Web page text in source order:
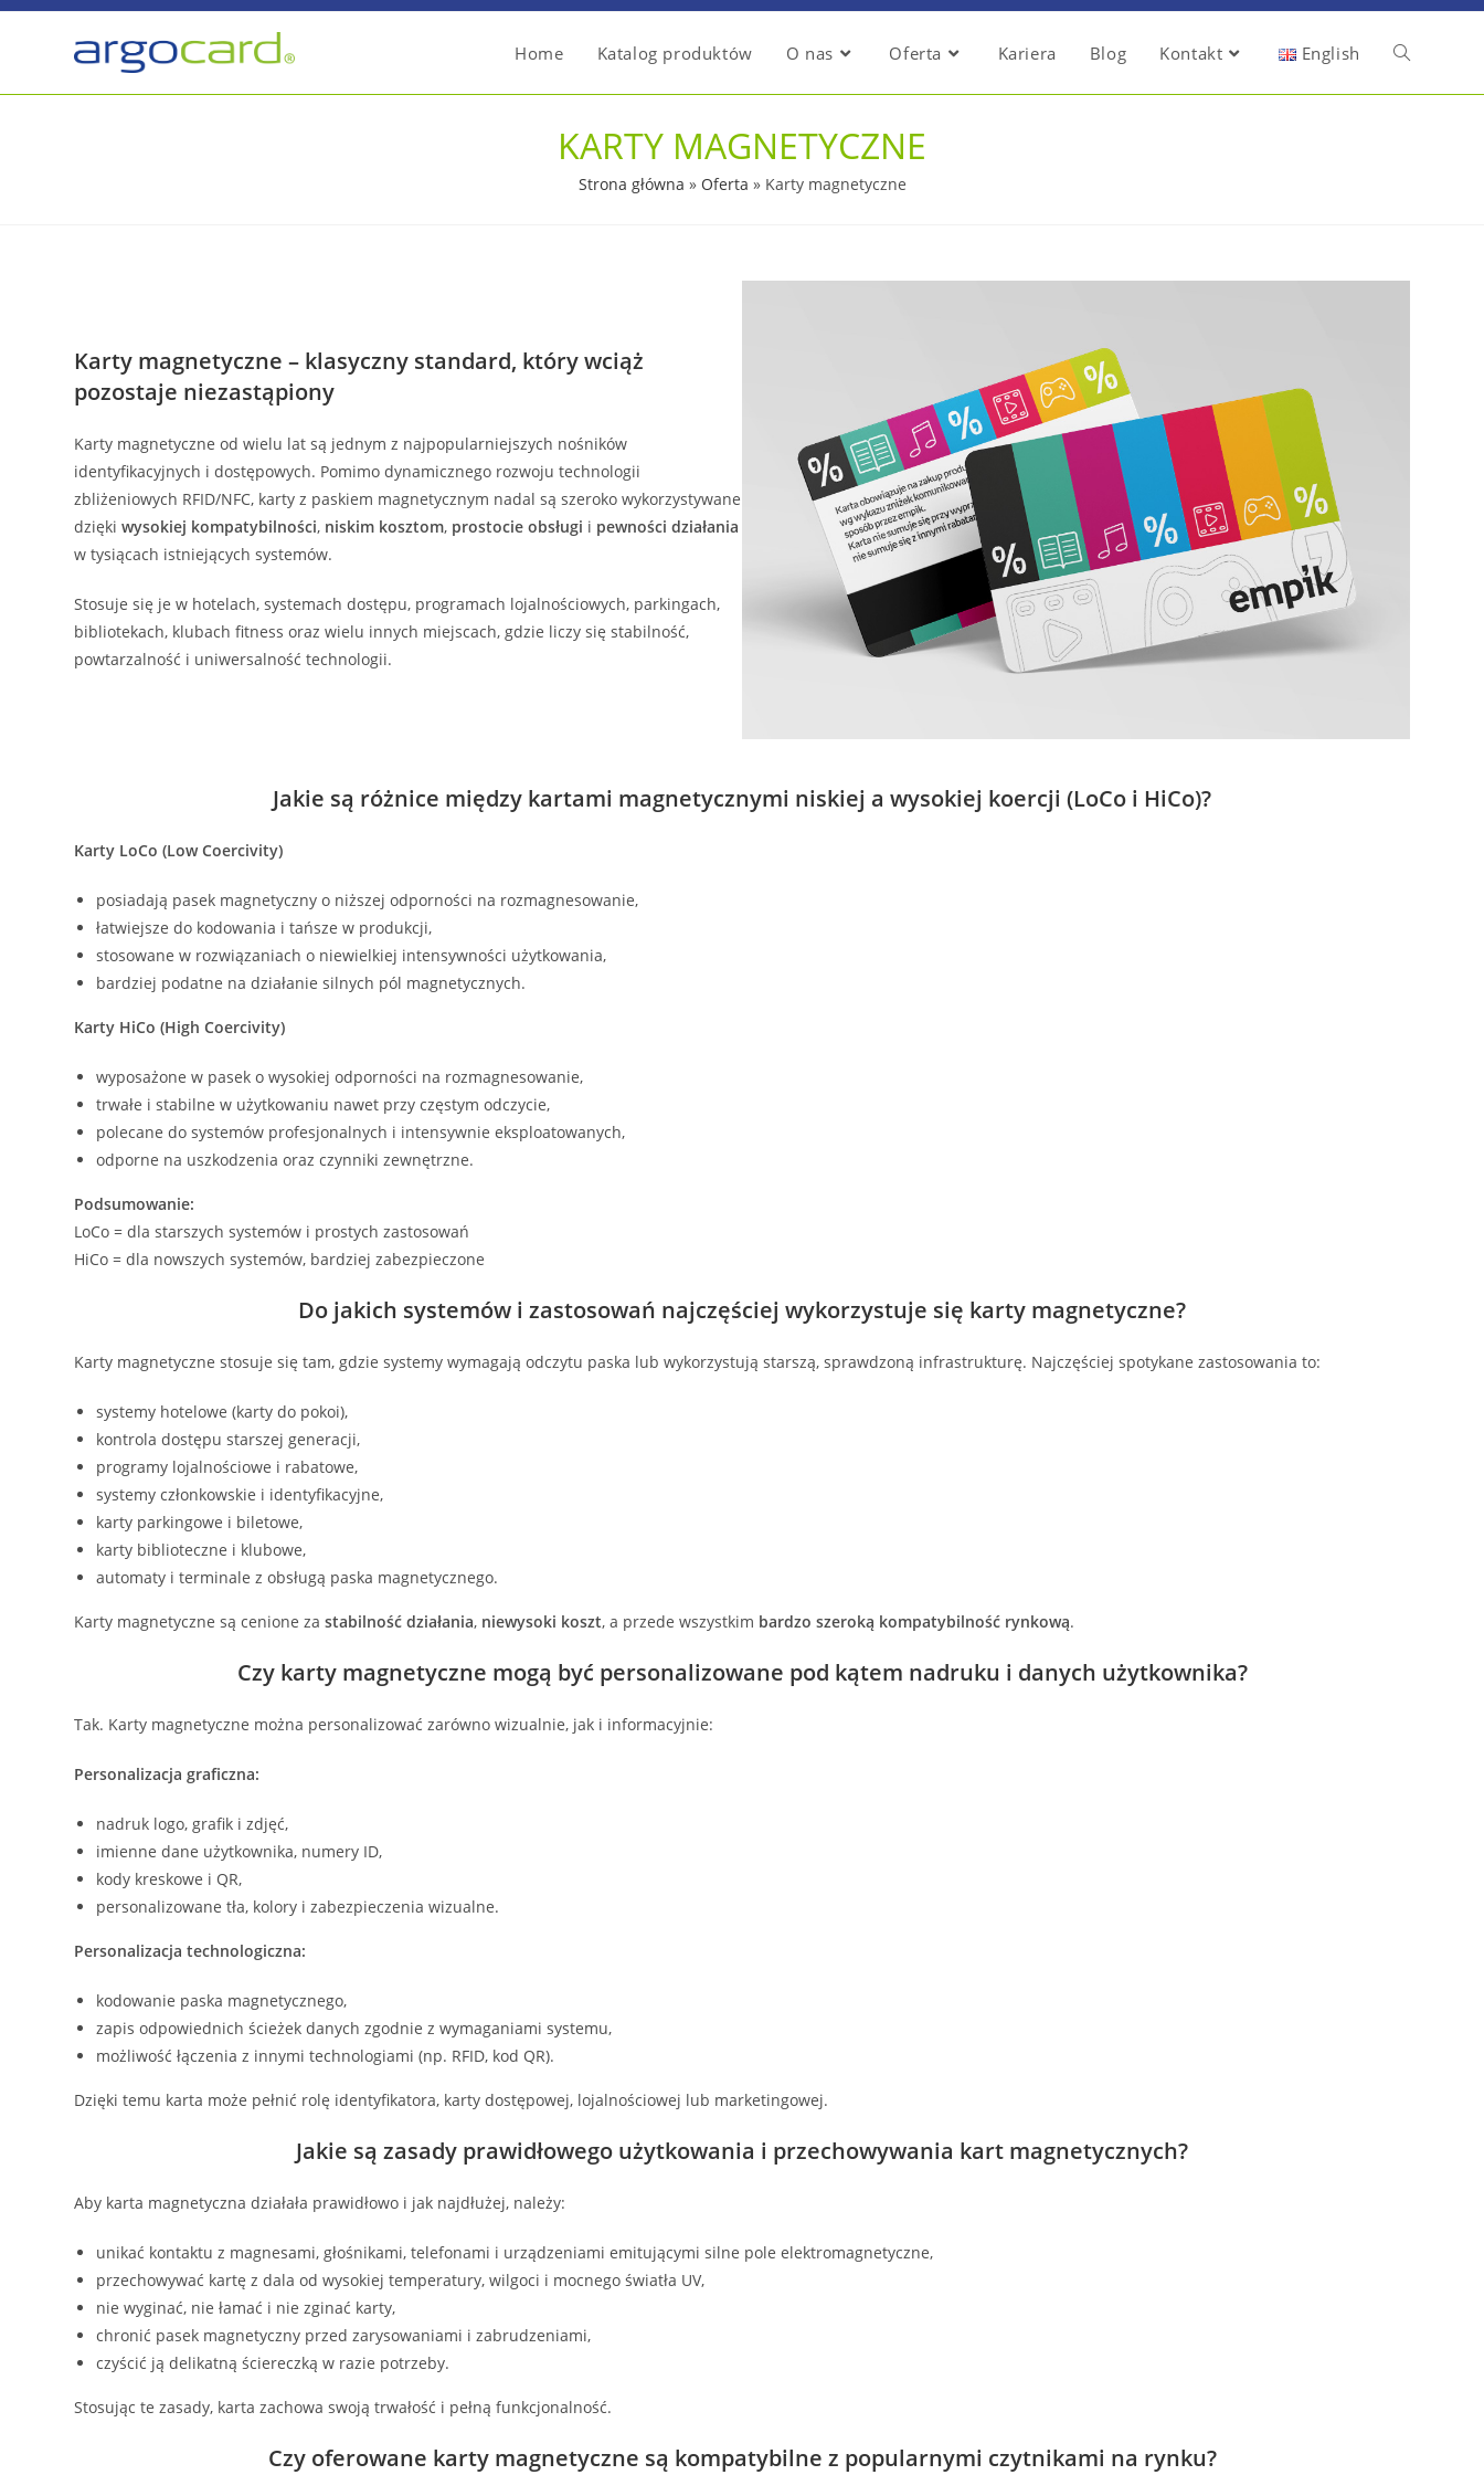
Skip
Home Katalog produktów O nas Oferta Kariera Blog Kontakt English Toggle
KARTY MAGNETYCZNE
Strona główna » Oferta » Karty magnetyczne
Karty magnetyczne – klasyczny standard, który wciąż
pozostaje niezastąpiony
Karty magnetyczne od wielu lat są jednym z najpopularniejszych nośników
identyfikacyjnych i dostępowych. Pomimo dynamicznego rozwoju technologii
zbliżeniowych RFID/NFC, karty z paskiem magnetycznym nadal są szeroko wykorzystywane
dziękiwysokiej kompatybilności, niskim kosztom, prostocie obsługi i pewności działania
w tysiącach istniejących systemów.
Stosuje się je w hotelach, systemach dostępu, programach lojalnościowych, parkingach,
bibliotekach, klubach fitness oraz wielu innych miejscach, gdzie liczy się stabilność,
powtarzalność i uniwersalność technologii.
Jakie są różnice między kartami magnetycznymi niskiej a wysokiej koercji (LoCo i HiCo)?
Karty LoCo (Low Coercivity)
posiadają pasek magnetyczny o niższej odporności na rozmagnesowanie,
łatwiejsze do kodowania i tańsze w produkcji,
stosowane w rozwiązaniach o niewielkiej intensywności użytkowania,
bardziej podatne na działanie silnych pól magnetycznych.
Karty HiCo (High Coercivity)
wyposażone w pasek o wysokiej odporności na rozmagnesowanie,
trwałe i stabilne w użytkowaniu nawet przy częstym odczycie,
polecane do systemów profesjonalnych i intensywnie eksploatowanych,
odporne na uszkodzenia oraz czynniki zewnętrzne.
Podsumowanie:
LoCo = dla starszych systemów i prostych zastosowań
HiCo = dla nowszych systemów, bardziej zabezpieczone
Do jakich systemów i zastosowań najczęściej wykorzystuje się karty magnetyczne?
Karty magnetyczne stosuje się tam, gdzie systemy wymagają odczytu paska lub wykorzystują starszą, sprawdzoną infrastrukturę. Najczęściej spotykane zastosowania to:
systemy hotelowe (karty do pokoi),
kontrola dostępu starszej generacji,
programy lojalnościowe i rabatowe,
systemy członkowskie i identyfikacyjne,
karty parkingowe i biletowe,
karty biblioteczne i klubowe,
automaty i terminale z obsługą paska magnetycznego.
Karty magnetyczne są cenione zastabilność działania, niewysoki koszt, a przede wszystkim bardzo szeroką kompatybilność rynkową.
Czy karty magnetyczne mogą być personalizowane pod kątem nadruku i danych użytkownika?
Tak. Karty magnetyczne można personalizować zarówno wizualnie, jak i informacyjnie:
Personalizacja graficzna:
nadruk logo, grafik i zdjęć,
imienne dane użytkownika, numery ID,
kody kreskowe i QR,
personalizowane tła, kolory i zabezpieczenia wizualne.
Personalizacja technologiczna:
kodowanie paska magnetycznego,
zapis odpowiednich ścieżek danych zgodnie z wymaganiami systemu,
możliwość łączenia z innymi technologiami (np. RFID, kod QR).
Dzięki temu karta może pełnić rolę identyfikatora, karty dostępowej, lojalnościowej lub marketingowej.
Jakie są zasady prawidłowego użytkowania i przechowywania kart magnetycznych?
Aby karta magnetyczna działała prawidłowo i jak najdłużej, należy:
unikać kontaktu z magnesami, głośnikami, telefonami i urządzeniami emitującymi silne pole elektromagnetyczne,
przechowywać kartę z dala od wysokiej temperatury, wilgoci i mocnego światła UV,
nie wyginać, nie łamać i nie zginać karty,
chronić pasek magnetyczny przed zarysowaniami i zabrudzeniami,
czyścić ją delikatną ściereczką w razie potrzeby.
Stosując te zasady, karta zachowa swoją trwałość i pełną funkcjonalność.
Czy oferowane karty magnetyczne są kompatybilne z popularnymi czytnikami na rynku?